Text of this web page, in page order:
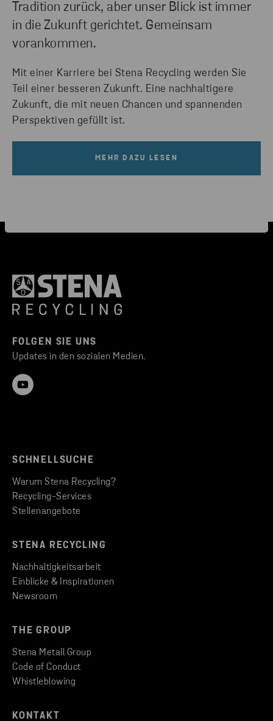
Tradition zurück, aber unser Blick ist immer
in die Zukunft gerichtet. Gemeinsam
vorankommen.
Mit einer Karriere bei Stena Recycling werden Sie
Teil einer besseren Zukunft. Eine nachhaltigere
Zukunft, die mit neuen Chancen und spannenden
Perspektiven gefüllt ist.
MEHR DAZU LESEN
FOLGEN SIE UNS
Updates in den sozialen Medien.
SCHNELLSUCHE
Warum Stena Recycling?
Recycling-Services
Stellenangebote
STENA RECYCLING
Nachhaltigkeitsarbeit
Einblicke & Inspirationen
Newsroom
THE GROUP
Stena Metall Group
Code of Conduct
Whistleblowing
KONTAKT